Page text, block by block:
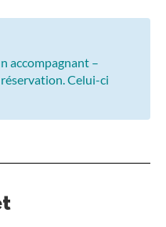
accompagnant –
Celui-ci